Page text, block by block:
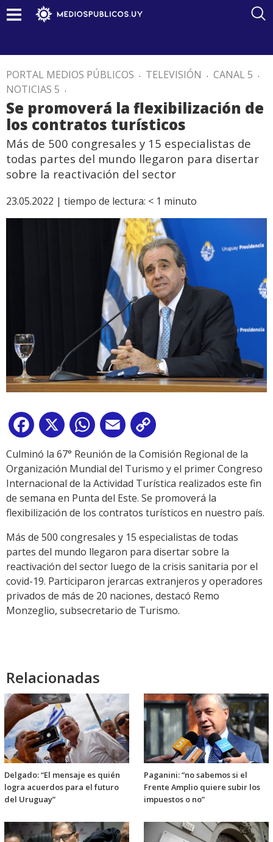
PORTAL MEDIOS PÚBLICOS . TELEVISIÓN . CANAL 5 .
NOTICIAS 5 .
Se promoverá la flexibilización de
los contratos turísticos
Más de 500 congresales y 15 especialistas de
todas partes del mundo llegaron para disertar
sobre la reactivación del sector
23.05.2022 | tiempo de lectura: < 1 minuto
Facebook
X WhatsApp
Email
Link
Culminó la 67° Reunión de la Comisión Regional de la
Organización Mundial del Turismo y el primer Congreso
Internacional de la Actividad Turística realizados este fin
de semana en Punta del Este. Se promoverá la
flexibilización de los contratos turísticos en nuestro país.
Más de 500 congresales y 15 especialistas de todas
partes del mundo llegaron para disertar sobre la
reactivación del sector luego de la crisis sanitaria por el
covid-19. Participaron jerarcas extranjeros y operadores
privados de más de 20 naciones, destacó Remo
Monzeglio, subsecretario de Turismo.
Relacionadas
Delgado: “El mensaje es quién
logra acuerdos para el futuro
del Uruguay”
Paganini: “no sabemos si el
Frente Amplio quiere subir los
impuestos o no”